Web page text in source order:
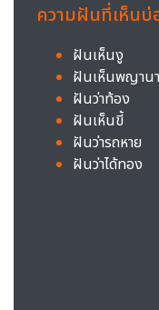
ความฝันที่เห็นบ่
ฝันเห็นงู
ฝันเห็นพญาน
ฝันว่าท้อง
ฝันเห็นขี้
ฝันว่ารถหาย
ฝันว่าได้ทอง